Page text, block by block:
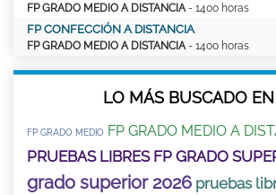
FP GRADO MEDIO A DISTANCIA- 1400 horas
FP CONFECCIÓN A DISTANCIA
FP GRADO MEDIO A DISTANCIA- 1400 horas
LO MÁS BUSCADO
FP GRADO MEDIO FP GRADO MEDIO A
PRUEBAS LIBRES FP GRADO
grado superior 2026 pruebas